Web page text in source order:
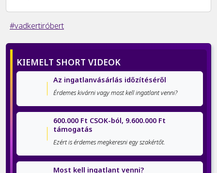
#vadkertiróbert
KIEMELT SHORT VIDEOK
Az ingatlanvásárlás időzítéséről
Érdemes kivárni vagy most kell ingatlant venni?
600.000 Ft CSOK-ból, 9.600.000 Ft
támogatás
Ezért is érdemes megkeresni egy szakértőt.
Most kell ingatlant venni?